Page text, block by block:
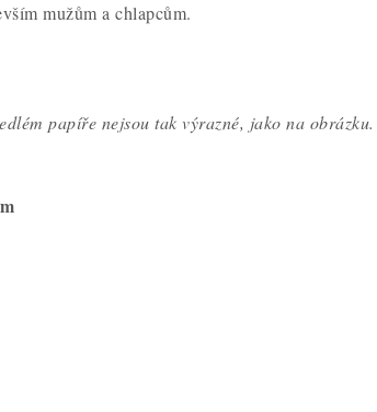
mužům a chlapcům.
papíře nejsou tak výrazné, jako na